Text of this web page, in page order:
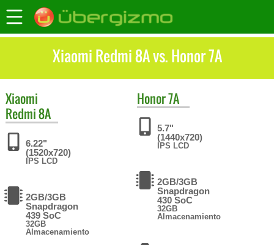
Xiaomi Redmi 8A vs. Honor 7A
Xiaomi
Redmi 8A
6.22"
(1520x720)
IPS LCD
2GB/3GB
Snapdragon
439 SoC
32GB
Almacenamiento
Honor7A
5.7"
(1440x720)
IPS LCD
2GB/3GB
Snapdragon
430 SoC
32GB
Almacenamiento